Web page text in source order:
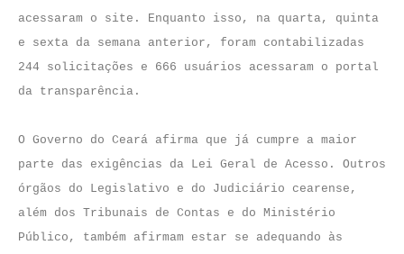
acessaram o site. Enquanto isso, na quarta, quinta
e sexta da semana anterior, foram contabilizadas
244 solicitações e 666 usuários acessaram o portal
da transparência.
O Governo do Ceará afirma que já cumpre a maior
parte das exigências da Lei Geral de Acesso. Outros
órgãos do Legislativo e do Judiciário cearense,
além dos Tribunais de Contas e do Ministério
Público, também afirmam estar se adequando às